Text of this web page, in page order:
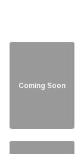
Coming Soon